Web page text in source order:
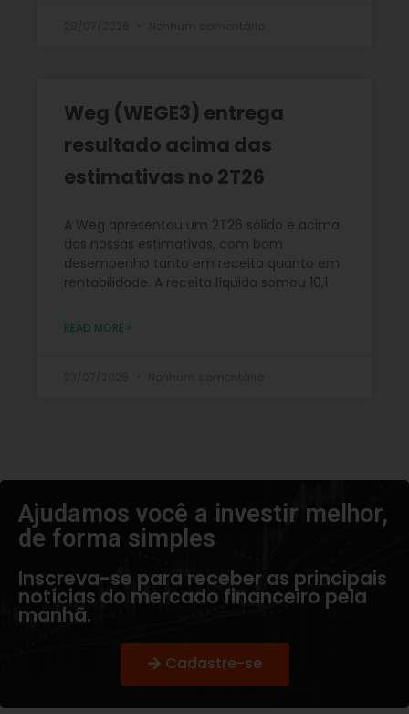
Weg (WEGE3) entrega
resultado acima das
estimativas no 2T26
A Weg apresentou um 2T26 sólido e acima
das nossas estimativas, com bom
desempenho tanto em receita quanto em
rentabilidade. A receita líquida somou 10,1
READ MORE »
Ajudamos você a investir melhor,
de forma simples​
Inscreva-se para receber as principais
notícias do mercado financeiro pela
manhã.
Cadastre-se